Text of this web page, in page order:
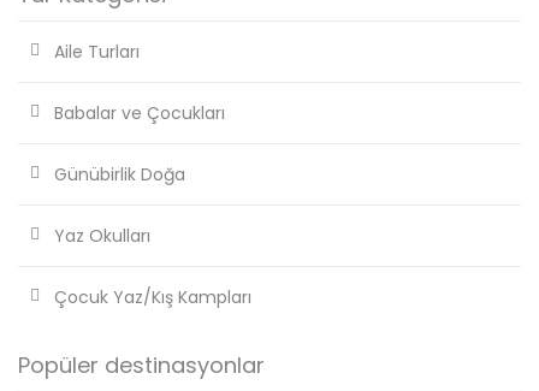
Aile Turları
Babalar ve Çocukları
Günübirlik Doğa
Yaz Okulları
Çocuk Yaz/Kış Kampları
Popüler destinasyonlar